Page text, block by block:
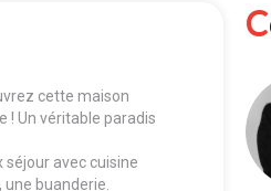
cette maison
! Un véritable paradis
avec cuisine
buanderie.